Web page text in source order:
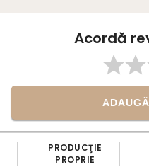
Acordă
PRODUCŢIE
PROPRIE